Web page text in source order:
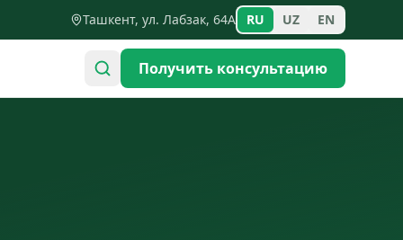
Ташкент, ул. Лабзак, 64А RU UZ EN
Получить консультацию